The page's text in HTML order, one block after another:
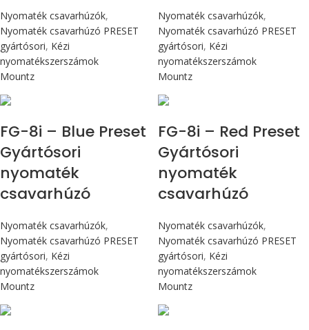
Nyomaték csavarhúzók,
Nyomaték csavarhúzó PRESET
gyártósori, Kézi
nyomatékszerszámok
Mountz
Nyomaték csavarhúzók,
Nyomaték csavarhúzó PRESET
gyártósori, Kézi
nyomatékszerszámok
Mountz
FG-8i – Blue Preset
Gyártósori
nyomaték
csavarhúzó
Nyomaték csavarhúzók,
Nyomaték csavarhúzó PRESET
gyártósori, Kézi
nyomatékszerszámok
Mountz
FG-8i – Red Preset
Gyártósori
nyomaték
csavarhúzó
Nyomaték csavarhúzók,
Nyomaték csavarhúzó PRESET
gyártósori, Kézi
nyomatékszerszámok
Mountz